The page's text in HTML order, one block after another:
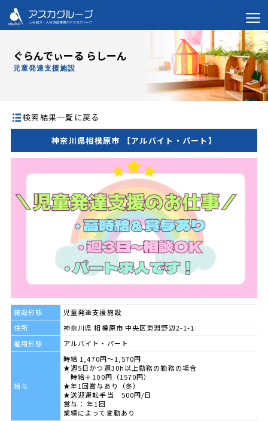
ぐらんでぃーる らしーん
児童発達支援施設
検索結果一覧に戻る
神奈川県相模原市 【アルバイト・パート】
施設形態
児童発達支援施設
住所
神奈川県 相模原市 中央区東淵野辺2-1-1
雇用形態
アルバイト・パート
給与
時給 1,470円～1,570円
★週5日かつ週30h以上勤務の勤務の場合
時給＋100円（1570円）
★年1回賞与あり（冬）
★送迎運転手当 500円/日
賞与： 年1回
業績によって変動あり